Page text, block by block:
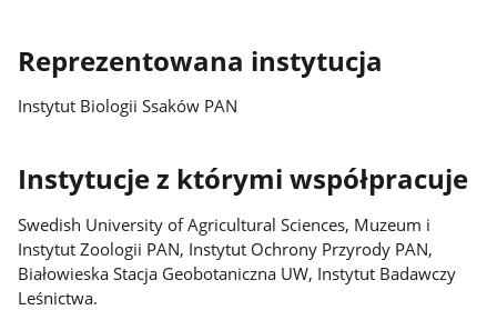
Reprezentowana instytucja
Instytut Biologii Ssaków PAN
Instytucje z którymi współpracuje
Swedish University of Agricultural Sciences, Muzeum i
Instytut Zoologii PAN, Instytut Ochrony Przyrody PAN,
Białowieska Stacja Geobotaniczna UW, Instytut Badawczy
Leśnictwa.